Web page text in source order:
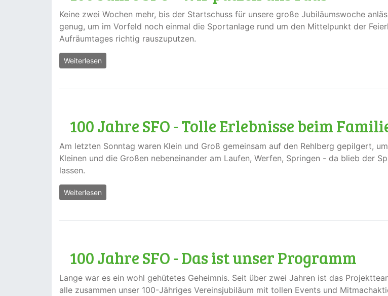
Keine zwei Wochen mehr, bis der Startschuss für unsere große Jubiläumswoche
genug, um im Vorfeld noch einmal die Sportanlage rund um den Mittelpunkt der
Aufräumtages richtig rauszuputzen.
Weiterlesen
100 Jahre SFO - Tolle Erlebnisse beim
Am letzten Sonntag waren Klein und Groß gemeinsam auf den Rehlberg gepilgert,
Kleinen und die Großen nebeneinander am Laufen, Werfen, Springen - da blieb der
lassen.
Weiterlesen
100 Jahre SFO - Das ist unser Programm
Lange war es ein wohl gehütetes Geheimnis. Seit über zwei Jahren ist das
alle zusammen unser 100-Jähriges Vereinsjubiläum mit tollen Events und